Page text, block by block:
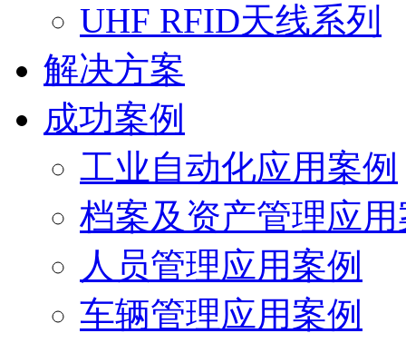
UHF RFID天线系列
解决方案
成功案例
工业自动化应用案例
档案及资产管理应
人员管理应用案例
车辆管理应用案例